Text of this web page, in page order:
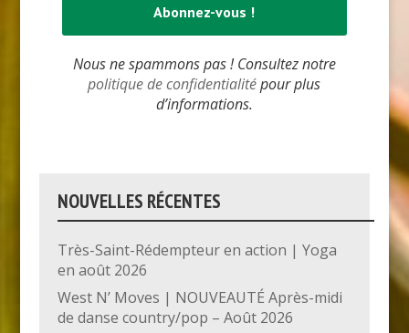
Nous ne spammons pas ! Consultez notre
politique de confidentialitépour plus
d’informations.
NOUVELLES RÉCENTES
Très-Saint-Rédempteur en action | Yoga
en août 2026
West N’ Moves | NOUVEAUTÉ Après-midi
de danse country/pop – Août 2026